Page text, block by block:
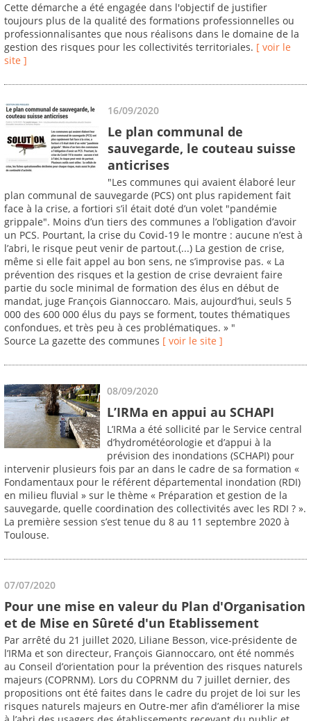
Cette démarche a été engagée dans l'objectif de justifier
toujours plus de la qualité des formations professionnelles ou
professionnalisantes que nous réalisons dans le domaine de la
gestion des risques pour les collectivités territoriales. [ voir le
site ]
16/09/2020
Le plan communal de
sauvegarde, le couteau suisse
anticrises
"Les communes qui avaient élaboré leur
plan communal de sauvegarde (PCS) ont plus rapidement fait
face à la crise, a fortiori s’il était doté d’un volet "pandémie
grippale". Moins d’un tiers des communes a l’obligation d’avoir
un PCS. Pourtant, la crise du Covid-19 le montre : aucune n’est à
l’abri, le risque peut venir de partout.(...) La gestion de crise,
même si elle fait appel au bon sens, ne s’improvise pas. « La
prévention des risques et la gestion de crise devraient faire
partie du socle minimal de formation des élus en début de
mandat, juge François Giannoccaro. Mais, aujourd’hui, seuls 5
000 des 600 000 élus du pays se forment, toutes thématiques
confondues, et très peu à ces problématiques. » "
Source La gazette des communes [ voir le site ]
08/09/2020
L’IRMa en appui au SCHAPI
L’IRMa a été sollicité par le Service central
d’hydrométéorologie et d’appui à la
prévision des inondations (SCHAPI) pour
intervenir plusieurs fois par an dans le cadre de sa formation «
Fondamentaux pour le référent départemental inondation (RDI)
en milieu fluvial » sur le thème « Préparation et gestion de la
sauvegarde, quelle coordination des collectivités avec les RDI ? ».
La première session s’est tenue du 8 au 11 septembre 2020 à
Toulouse.
07/07/2020
Pour une mise en valeur du Plan d'Organisation
et de Mise en Sûreté d'un Etablissement
Par arrêté du 21 juillet 2020, Liliane Besson, vice-présidente de
l’IRMa et son directeur, François Giannoccaro, ont été nommés
au Conseil d’orientation pour la prévention des risques naturels
majeurs (COPRNM). Lors du COPRNM du 7 juillet dernier, des
propositions ont été faites dans le cadre du projet de loi sur les
risques naturels majeurs en Outre-mer afin d’améliorer la mise